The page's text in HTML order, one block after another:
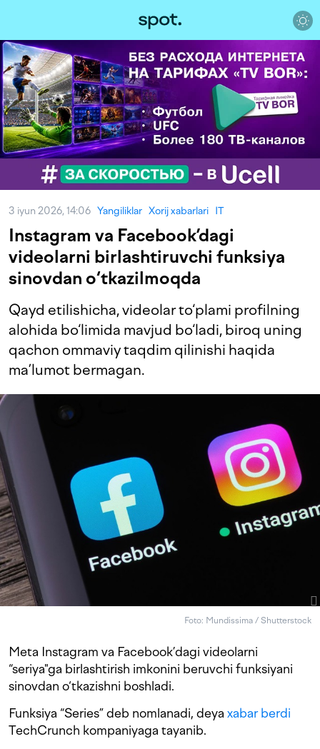
3 iyun 2026, 14:06 Yangiliklar Xorij xabarlari IT
Instagram va Facebook’dagi
videolarni birlashtiruvchi funksiya
sinovdan o‘tkazilmoqda
Qayd etilishicha, videolar to‘plami profilning
alohida bo‘limida mavjud bo‘ladi, biroq uning
qachon ommaviy taqdim qilinishi haqida
ma’lumot bermagan.
Foto: Mundissima / Shutterstock
Meta Instagram va Facebook’dagi videolarni
“seriya"ga birlashtirish imkonini beruvchi funksiyani
sinovdan o‘tkazishni boshladi.
Funksiya “Series” deb nomlanadi, deya xabar berdi
TechCrunch kompaniyaga tayanib.